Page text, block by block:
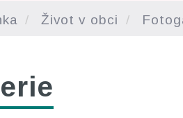
Život v obci